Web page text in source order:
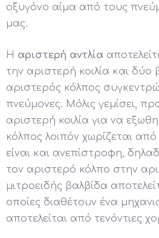
οξυγόνο αίμα από τους
μας.
Η αριστερή αντλία
την αριστερή κοιλία και δύο
αριστερός κόλπος
πνεύμονες. Μόλις γεμίσει,
αριστερή κοιλία για να
κόλπος λοιπόν χωρίζεται
είναι και ανεπίστροφη,
τον αριστερό κόλπο στην
μιτροειδής βαλβίδα
οποίες διαθέτουν ένα
αποτελείται από τενόντιες